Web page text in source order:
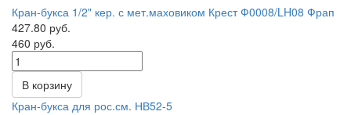
Кран-букса 1/2" кер. с мет.маховиком Крест Ф0008/LH08 Фрап
427.80 руб.
460 руб.
В корзину
Кран-букса для рос.см. НВ52-5